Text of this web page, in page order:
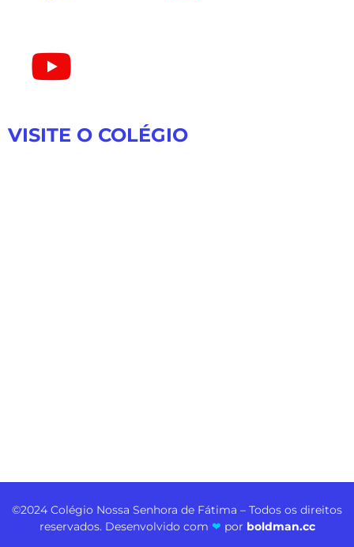
VISITE O COLÉGIO
©2024 Colégio Nossa Senhora de Fátima – Todos os direitos
reservados. Desenvolvido com ❤ por boldman.cc